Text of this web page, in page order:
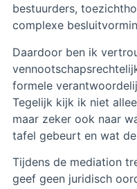
bestuurders,
complexe
Daardoor ben ik
formele
Tegelijk kijk ik niet
maar zeker ook naar
tafel gebeurt en wat
Tijdens de mediation
geef geen juridisch